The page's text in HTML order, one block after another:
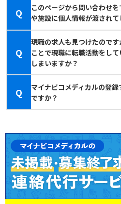
Q
このページから問い合わせ
や施設に個人情報が渡されて
Q
現職の求人も見つけたので
ことで現職に転職活動をし
しまいますか？
Q
マイナビコメディカルの登
ですか？